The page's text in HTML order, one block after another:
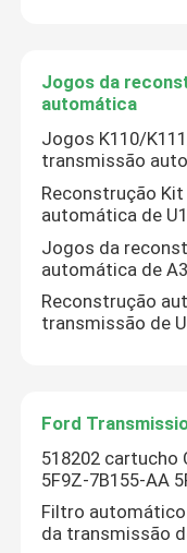
Produtos
Sobre nós
Jogos da
automática
Jogos K110/
transmissão
Reconstrução
automática de
Jogos da
automática de
Reconstrução
transmissão de
Ford
518202 cartucho
5F9Z-7B155-AA
Filtro automático
da transmissão